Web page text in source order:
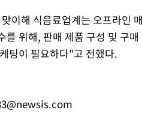
이해 식음료업계는 오프라인
위해, 판매 제품 구성 및 구
팅이 필요하다"고 전했다.